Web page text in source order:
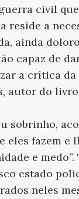
civil
reside a
ainda
capaz de
a crítica da
autor do livro
sobrinho,
eles fazem e
e
estado
neles